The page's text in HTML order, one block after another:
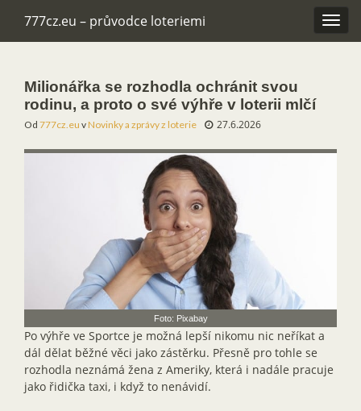
777cz.eu – průvodce loteriemi
Milionářka se rozhodla ochránit svou
rodinu, a proto o své výhře v loterii mlčí
Od 777cz.eu vNovinky a zprávy z loterie 27.6.2026
Foto: Pixabay
Po výhře ve Sportce je možná lepší nikomu nic neříkat a
dál dělat běžné věci jako zástěrku. Přesně pro tohle se
rozhodla neznámá žena z Ameriky, která i nadále pracuje
jako řidička taxi, i když to nenávidí.